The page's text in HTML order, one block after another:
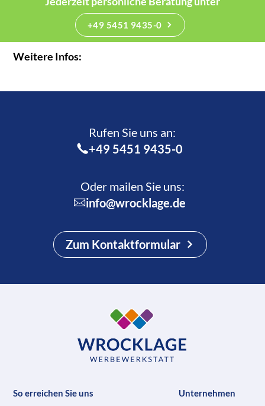
+49 5451 9435-0
Weitere Infos:
Rufen Sie uns an:­
+49 5451 9435-0
Oder mailen Sie uns:
info@wrocklage.de
Zum Kontaktformular
So erreichen Sie uns
Unternehmen